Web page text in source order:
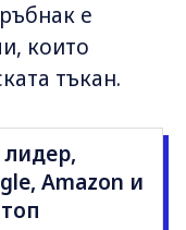
е
които
тъкан.
Amazon и